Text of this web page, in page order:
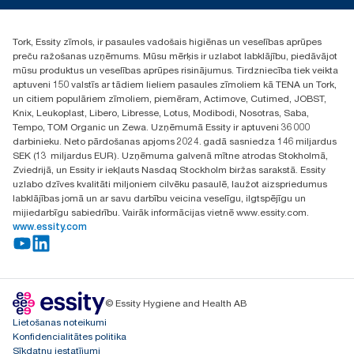
+371 29141799
Atrast izplatītāju
Ulbrokas street 19A
Riga, Latvija
LV-1028
Tork, Essity zīmols, ir pasaules vadošais higiēnas un veselības aprūpes
preču ražošanas uzņēmums. Mūsu mērķis ir uzlabot labklājību, piedāvājot
mūsu produktus un veselības aprūpes risinājumus. Tirdzniecība tiek veikta
aptuveni 150 valstīs ar tādiem lieliem pasaules zīmoliem kā TENA un Tork,
un citiem populāriem zīmoliem, piemēram, Actimove, Cutimed, JOBST,
Knix, Leukoplast, Libero, Libresse, Lotus, Modibodi, Nosotras, Saba,
Tempo, TOM Organic un Zewa. Uzņēmumā Essity ir aptuveni 36 000
darbinieku. Neto pārdošanas apjoms 2024. gadā sasniedza 146 miljardus
SEK (13 miljardus EUR). Uzņēmuma galvenā mītne atrodas Stokholmā,
Zviedrijā, un Essity ir iekļauts Nasdaq Stockholm biržas sarakstā. Essity
uzlabo dzīves kvalitāti miljoniem cilvēku pasaulē, laužot aizspriedumus
labklājības jomā un ar savu darbību veicina veselīgu, ilgtspējīgu un
mijiedarbīgu sabiedrību. Vairāk informācijas vietnē www.essity.com.
www.essity.com
© Essity Hygiene and Health AB
Lietošanas noteikumi
Konfidencialitātes politika
Sīkdatņu iestatījumi